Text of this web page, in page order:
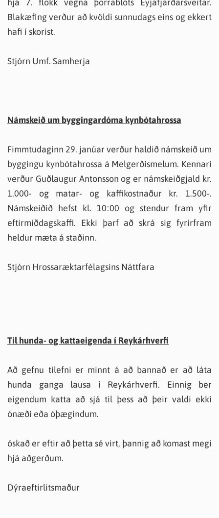
hjá 7. flokk vegna þorrablóts Eyjafjarðarsveitar.
Blakæfing verður að kvöldi sunnudags eins og ekkert
hafi í skorist.
Stjórn Umf. Samherja
Námskeið um byggingardóma kynbótahrossa
Fimmtudaginn 29. janúar verður haldið námskeið um
byggingu kynbótahrossa á Melgerðismelum. Kennari
verður Guðlaugur Antonsson og er námskeiðgjald kr.
1.000- og matar- og kaffikostnaður kr. 1.500-.
Námskeiðið hefst kl. 10:00 og stendur fram yfir
eftirmiðdagskaffi. Ekki þarf að skrá sig fyrirfram
heldur mæta á staðinn.
Stjórn Hrossaræktarfélagsins Náttfara
Til hunda- og kattaeigenda í Reykárhverfi
Að gefnu tilefni er minnt á að bannað er að láta
hunda ganga lausa í Reykárhverfi. Einnig ber
eigendum katta að sjá til þess að þeir valdi ekki
ónæði eða óþægindum.
óskað er eftir að þetta sé virt, þannig að komast megi
hjá aðgerðum.
Dýraeftirlitsmaður